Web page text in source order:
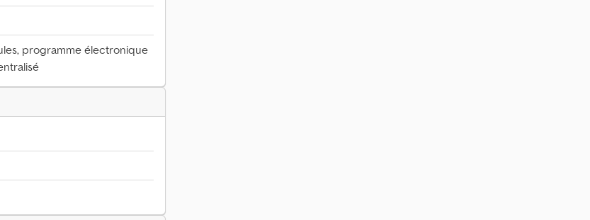
programme électronique